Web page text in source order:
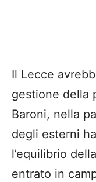
Il Lecce
gestione della
Baroni, nella
degli esterni
l’equilibrio
entrato in